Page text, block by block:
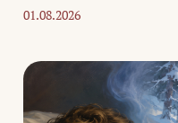
01.08.2026